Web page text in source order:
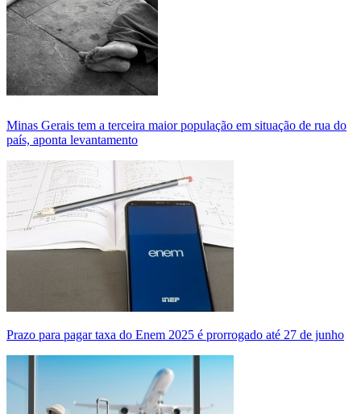
Minas Gerais tem a terceira maior população em situação de rua do
país, aponta levantamento
Prazo para pagar taxa do Enem 2025 é prorrogado até 27 de junho